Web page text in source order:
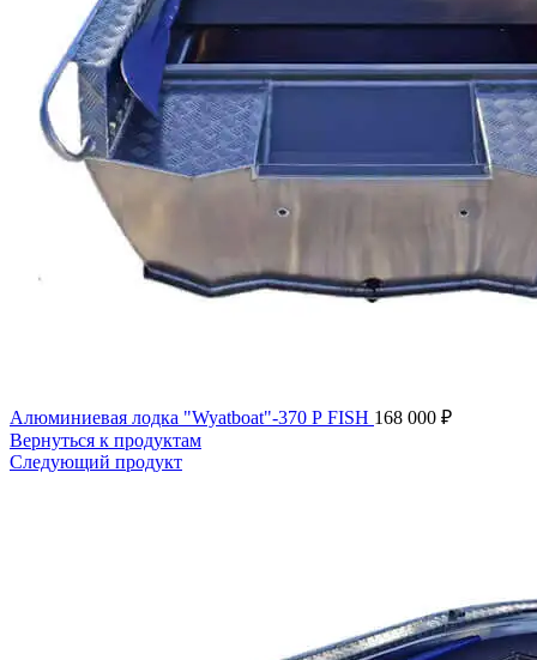
Алюминиевая лодка "Wyatboat"-370 Р FISH 168 000 ₽
Вернуться к продуктам
Следующий продукт